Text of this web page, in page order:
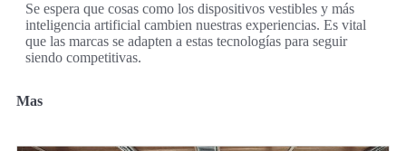
Se espera que cosas como los dispositivos vestibles y más
inteligencia artificial cambien nuestras experiencias. Es vital
que las marcas se adapten a estas tecnologías para seguir
siendo competitivas.
Mas